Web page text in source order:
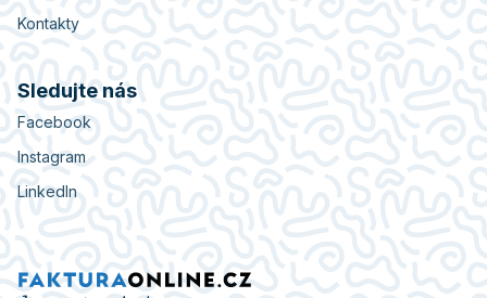
Kontakty
Sledujte nás
Facebook
Instagram
LinkedIn